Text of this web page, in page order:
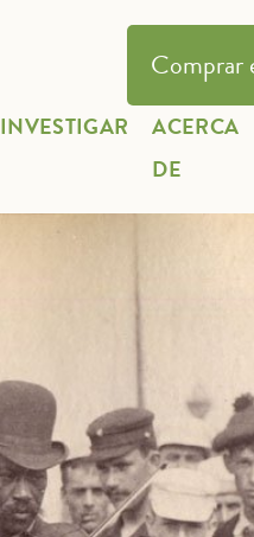
Comprar
INVESTIGAR
ACERCA
DE